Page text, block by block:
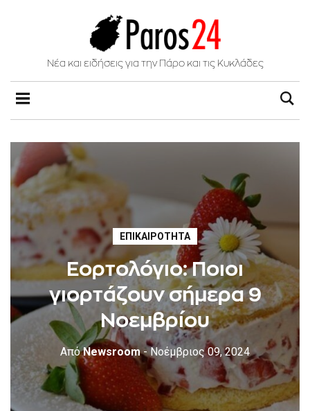
Νέα και ειδήσεις για την Πάρο και τις Κυκλάδες
ΕΠΙΚΑΙΡΌΤΗΤΑ
Εορτολόγιο: Ποιοι
γιορτάζουν σήμερα 9
Νοεμβρίου
ΑπόNewsroom - Νοέμβριος 09, 2024